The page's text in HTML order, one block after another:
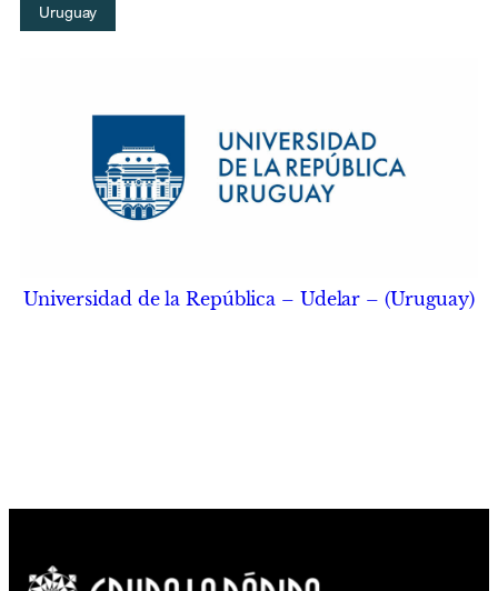
Uruguay
Universidad de la República – Udelar – (Uruguay)